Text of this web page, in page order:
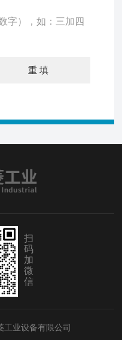
字），如：三加四
扫
码
加
微
信
业设备有限公司